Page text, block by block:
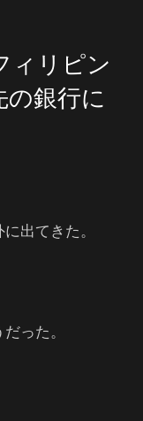
ィリピン
銀行に
出てきた。
った。